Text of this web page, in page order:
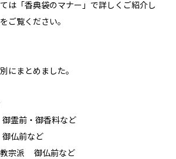
は「香典袋のマナー」で詳しくご紹介し
ご覧ください。
にまとめました。
霊前・御香料など
仏前など
教宗派 御仏前など